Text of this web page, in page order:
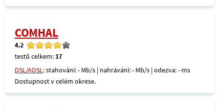
COMHAL
4.2
testů celkem: 17
DSL/ADSL: stahování: - Mb/s | nahrávání: - Mb/s | odezva: - ms
Dostupnost v celém okrese.